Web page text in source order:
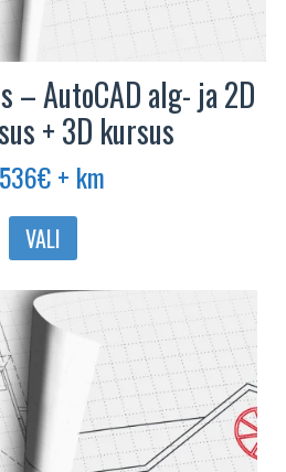
– AutoCAD alg- ja 2D
+ 3D kursus
€ + km
VALI